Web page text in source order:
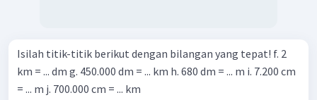
Isilah titik-titik berikut dengan bilangan yang tepat! f. 2
km = ... dm g. 450.000 dm = ... km h. 680 dm = ... m i. 7.200 cm
= ... m j. 700.000 cm = ... km